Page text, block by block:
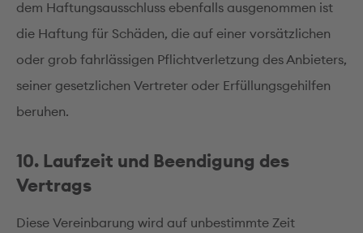
dem Haftungsausschluss ebenfalls ausgenommen ist
die Haftung für Schäden, die auf einer vorsätzlichen
oder grob fahrlässigen Pflichtverletzung des Anbieters,
seiner gesetzlichen Vertreter oder Erfüllungsgehilfen
beruhen.
10. Laufzeit und Beendigung des
Vertrags
Diese Vereinbarung wird auf unbestimmte Zeit